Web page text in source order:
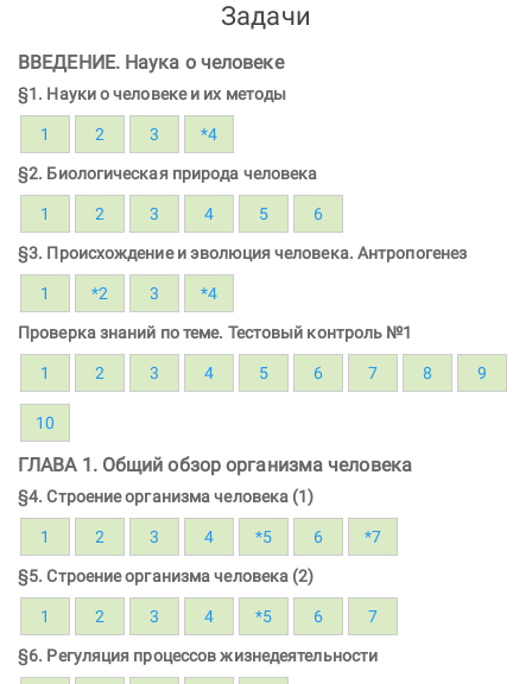
Задачи
ВВЕДЕНИЕ. Наука о человеке
§1. Науки о человеке и их методы
1 2 3 *4
§2. Биологическая природа человека
1 2 3 4 5 6
§3. Происхождение и эволюция человека. Антропогенез
1 *2 3 *4
Проверка знаний по теме. Тестовый контроль №1
1 2 3 4 5 6 7 8 9
10
ГЛАВА 1. Общий обзор организма человека
§4. Строение организма человека (1)
1 2 3 4 *5 6 *7
§5. Строение организма человека (2)
1 2 3 4 *5 6 7
§6. Регуляция процессов жизнедеятельности